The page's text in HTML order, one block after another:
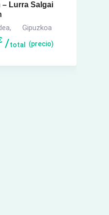
– Lurra Salgai
, Gipuzkoa
total (precio)